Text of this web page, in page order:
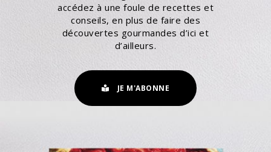
accédez à une foule de recettes et
conseils, en plus de faire des
découvertes gourmandes d’ici et
d’ailleurs.
JE M'ABONNE